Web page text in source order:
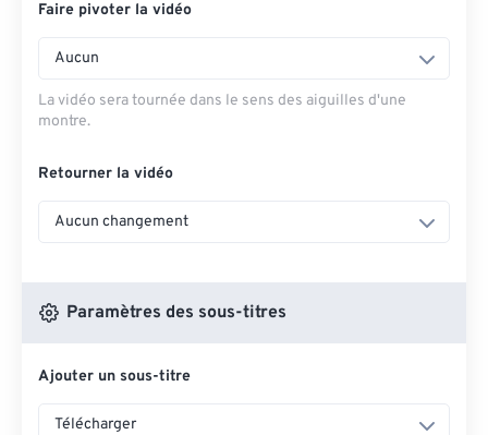
Faire pivoter la vidéo
Aucun
La vidéo sera tournée dans le sens des aiguilles d'une
montre.
Retourner la vidéo
Aucun changement
Paramètres des sous-titres
Ajouter un sous-titre
Télécharger